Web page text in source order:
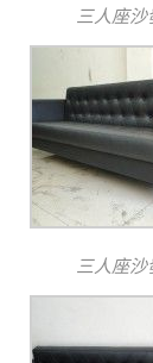
三人座沙
三人座沙